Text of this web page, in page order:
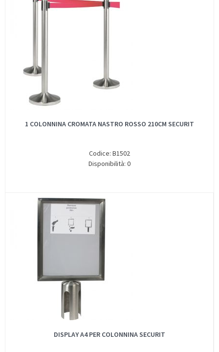
1 COLONNINA CROMATA NASTRO ROSSO 210CM SECURIT
Codice: B1502
Disponibilità: 0
DISPLAY A4 PER COLONNINA SECURIT